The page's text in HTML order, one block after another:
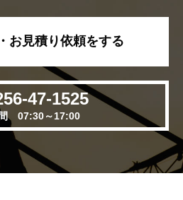
お見積り依頼をする
47-1525
07:30～17:00